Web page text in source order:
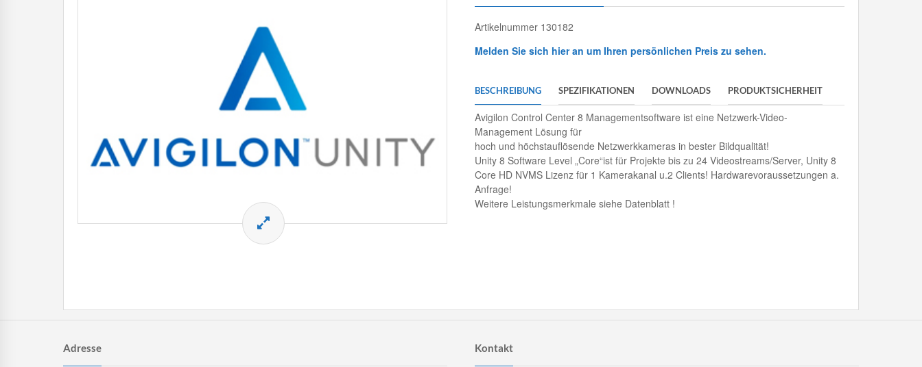
Artikelnummer 130182
Melden Sie sich hier an um Ihren persönlichen Preis zu sehen.
BESCHREIBUNG SPEZIFIKATIONEN DOWNLOADS PRODUKTSICHERHEIT
Avigilon Control Center 8 Managementsoftware ist eine Netzwerk-Video-
Management Lösung für
hoch und höchstauflösende Netzwerkkameras in bester Bildqualität!
Unity 8 Software Level „Core“ist für Projekte bis zu 24 Videostreams/Server, Unity 8
Core HD NVMS Lizenz für 1 Kamerakanal u.2 Clients! Hardwarevoraussetzungen a.
Anfrage!
Weitere Leistungsmerkmale siehe Datenblatt !
Adresse Kontakt